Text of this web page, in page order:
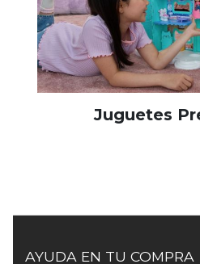
Juguetes
AYUDA EN TU COMPRA